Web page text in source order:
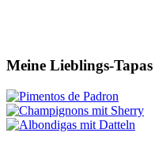
Meine Lieblings-Tapas